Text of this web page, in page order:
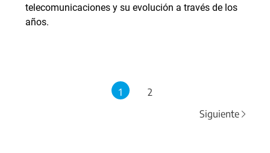
telecomunicaciones y su evolución a través de los
años.
1
2
Siguiente